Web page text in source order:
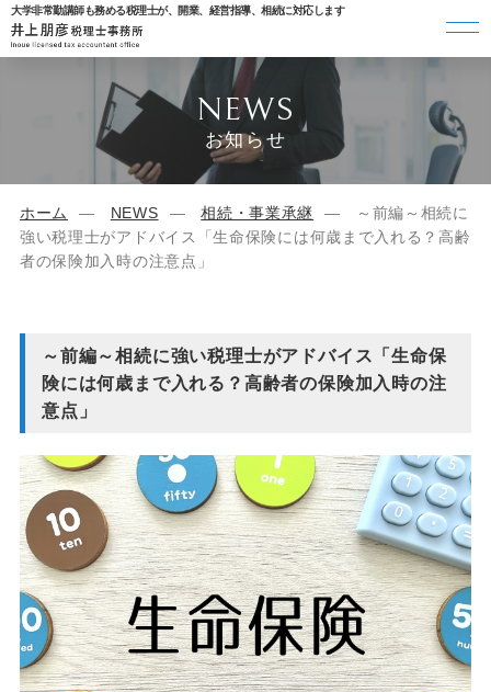
大学非常勤講師も務める税理士が、開業、経営指導、相続に対応します
NEWS
お知らせ
ホーム NEWS 相続・事業承継
～前編～相続に
強い税理士がアドバイス「生命保険には何歳まで入れる？高齢
者の保険加入時の注意点」
～前編～相続に強い税理士がアドバイス「生命保
険には何歳まで入れる？高齢者の保険加入時の注
意点」